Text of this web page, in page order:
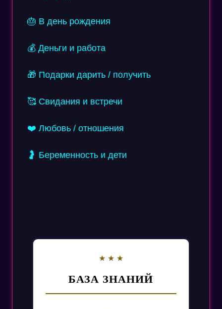
🎂 В день рождения
💰 Деньги и работа
🎁 Подарки дарить / получить
🥰 Свидания и встречи
❤️ Любовь / отношения
🤰 Беременность и дети
БАЗА ЗНАНИЙ